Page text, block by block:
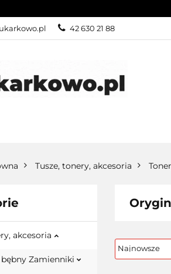
42 630 21 88
KATEGORIE
Tusze, tonery, akcesoria
akcesoria
Zamienniki